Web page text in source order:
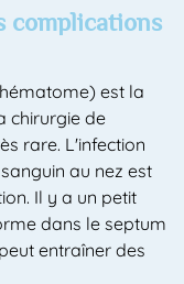
complications
est la
chirurgie de
rare. L'infection
au nez est
Il y a un petit
dans le septum
entraîner des